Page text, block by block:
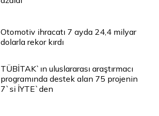
Otomotiv ihracatı 7 ayda 24,4 milyar
dolarla rekor kırdı
TÜBİTAK`ın uluslararası araştırmacı
programında destek alan 75 projenin
7`si İYTE`den